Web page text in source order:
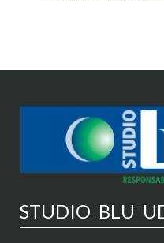
STUDIO BLU